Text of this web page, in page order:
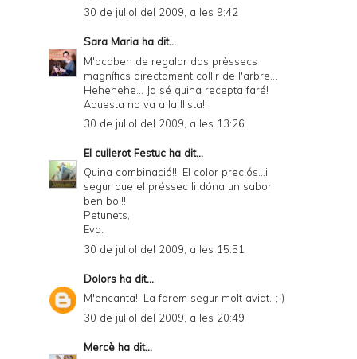
30 de juliol del 2009, a les 9:42
Sara Maria ha dit...
M'acaben de regalar dos prèssecs
magnífics directament collir de l'arbre...
Hehehehe... Ja sé quina recepta faré!
Aquesta no va a la llista!!
30 de juliol del 2009, a les 13:26
El cullerot Festuc ha dit...
Quina combinació!!! El color preciós...i
segur que el préssec li dóna un sabor
ben bo!!!
Petunets,
Eva.
30 de juliol del 2009, a les 15:51
Dolors ha dit...
M'encanta!! La farem segur molt aviat. ;-)
30 de juliol del 2009, a les 20:49
Mercè ha dit...